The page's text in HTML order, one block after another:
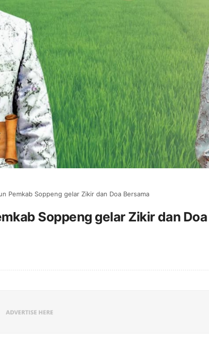
Pemkab Soppeng gelar Zikir dan Doa Bersama
Soppeng gelar Zikir dan Doa